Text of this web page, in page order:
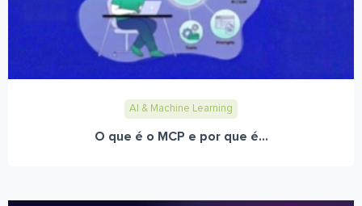
AI & Machine Learning
O que é o MCP e por que é...